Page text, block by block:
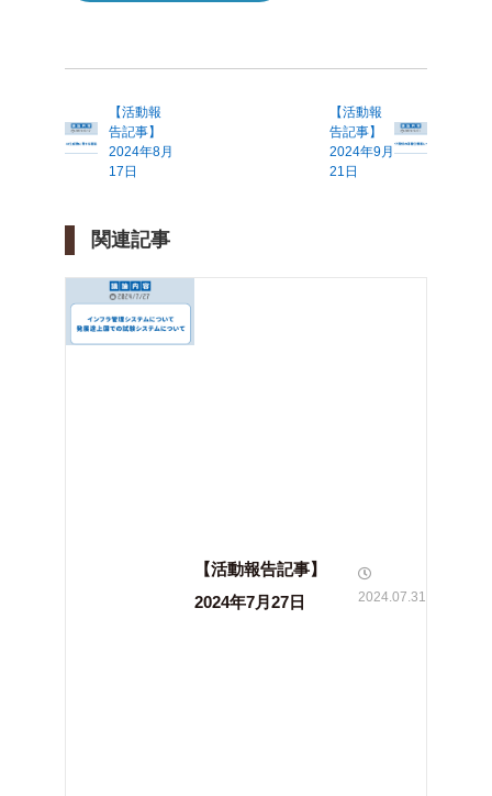
【活動報
告記事】
2024年8月
17日
【活動報
告記事】
2024年9月
21日
関連記事
【活動報告記事】
2024年7月27日
2024.07.31